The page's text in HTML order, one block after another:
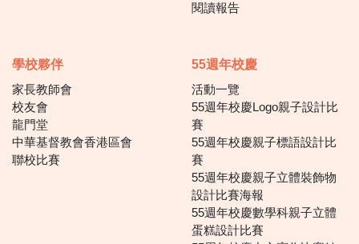
閱讀報告
學校夥伴
家長教師會
校友會
龍門堂
中華基督教會香港區會
聯校比賽
55週年校慶
活動一覽
55週年校慶Logo親子設計比
賽
55週年校慶親子標語設計比
賽
55週年校慶親子立體裝飾物
設計比賽海報
55週年校慶數學科親子立體
蛋糕設計比賽